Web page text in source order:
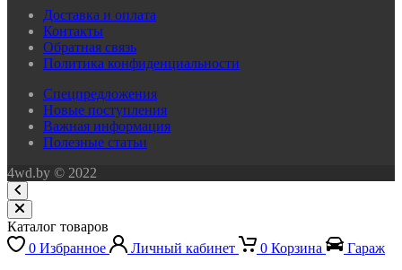
Доставка и оплата
Контакты
Обратная связь
Политика конфиденциальности
Спецпредложения
Новые поступления
Важная информация
Полезные статьи
4wd.by © 2022
Каталог товаров
0 Избранное Личный кабинет 0 Корзина
Гараж